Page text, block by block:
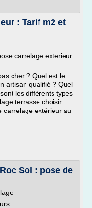
: Tarif m2 et
carrelage exterieur
cher ? Quel est le
artisan qualifié ? Quel
les différents types
terrasse choisir
carrelage extérieur au
Sol : pose de